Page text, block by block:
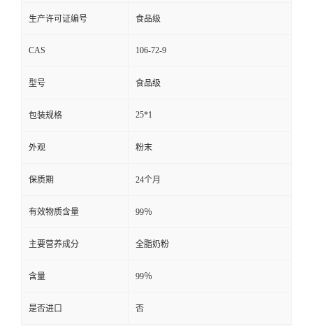
生产许可证编号 食品级
CAS 106-72-9
型号 食品级
包装规格 25*1
外观 粉末
保质期 24个月
有效物质含量 99％
主要营养成分 全脂奶粉
含量 99％
是否进口 否